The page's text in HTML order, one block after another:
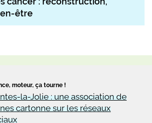
être
moteur, ça tourne !
la-Jolie : une association de
cartonne sur les réseaux